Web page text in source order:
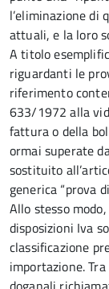
l’eliminazione di
attuali, e la loro
A titolo
riguardanti le
riferimento
633/1972 alla
fattura o della
ormai superate
sostituito
generica “prova
Allo stesso
disposizioni Iva
classificazione
importazione.